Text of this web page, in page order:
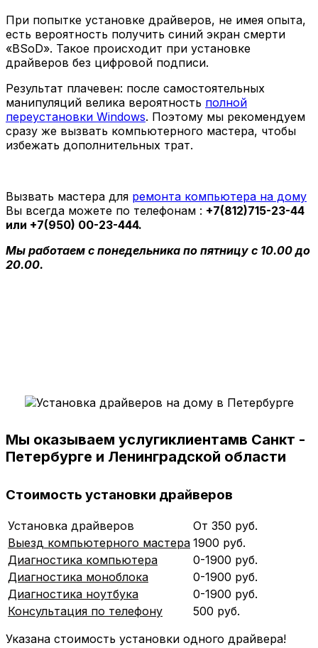
При попытке установке драйверов, не имея опыта,
есть вероятность получить синий экран смерти
«BSoD». Такое происходит при установке
драйверов без цифровой подписи.
Результат плачевен: после самостоятельных
манипуляций велика вероятность полной
переустановки Windows. Поэтому мы рекомендуем
сразу же вызвать компьютерного мастера, чтобы
избежать дополнительных трат.
Вызвать мастера для ремонта компьютера на дому
Вы всегда можете по телефонам : +7(812)715-23-44
или +7(950) 00-23-444.
Мы работаем с понедельника по пятницу с 10.00 до
20.00.
Мы оказываем услугиклиентамв Санкт -
Петербурге и Ленинградской области
Стоимость установки драйверов
Установка драйверов
От 350 руб.
Выезд компьютерного мастера 1900 руб.
Диагностика компьютера
0-1900 руб.
Диагностика моноблока
0-1900 руб.
Диагностика ноутбука
0-1900 руб.
Консультация по телефону
500 руб.
Указана стоимость установки одного драйвера!